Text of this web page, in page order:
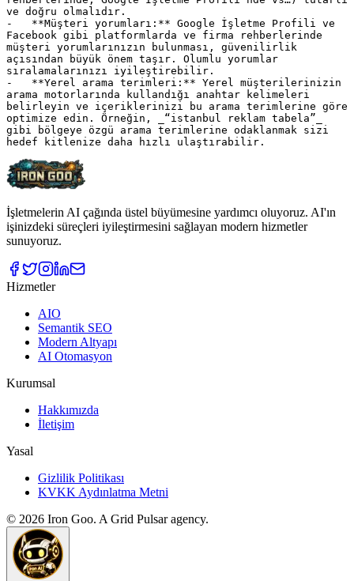
İşletmelerin AI çağında üstel büyümesine yardımcı oluyoruz. AI'ın
işinizdeki süreçleri iyileştirmesini sağlayan modern hizmetler
sunuyoruz.
Hizmetler
AIO
Semantik SEO
Modern Altyapı
AI Otomasyon
Kurumsal
Hakkımızda
İletişim
Yasal
Gizlilik Politikası
KVKK Aydınlatma Metni
© 2026 Iron Goo. A Grid Pulsar agency.